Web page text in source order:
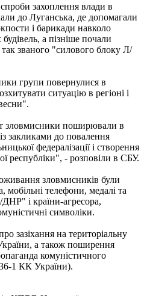
захоплення влади в
до Луганська, де допомагали
і барикади навколо
а пізніше почали
званого "силового блоку Л/
групи повернулися в
ситуацію в регіоні і
зловмисники поширювали в
закликами до повалення
федералізації і створення
республіки", - розповіли в СБУ.
зловмисників були
мобільні телефони, медалі та
і країни-агресора,
символіки.
зазіхання на територіальну
України, а також поширення
комуністичного
1 КК України).